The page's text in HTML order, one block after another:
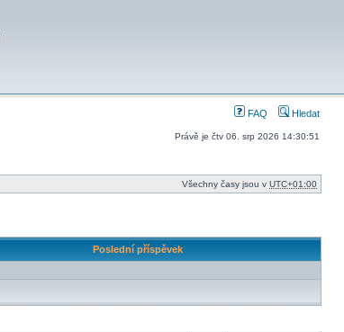
FAQ Hledat
Právě je čtv 06. srp 2026 14:30:51
Všechny časy jsou v UTC+01:00
Poslední příspěvek